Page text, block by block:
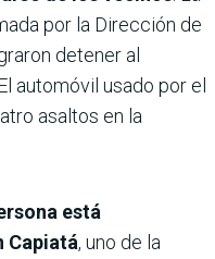
por la Dirección de
detener al
automóvil usado por el
asaltos en la
está
Capiatá, uno de la